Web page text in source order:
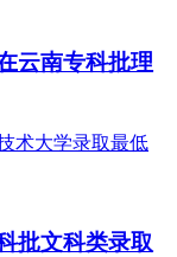
云南专科批理
批文科类录取